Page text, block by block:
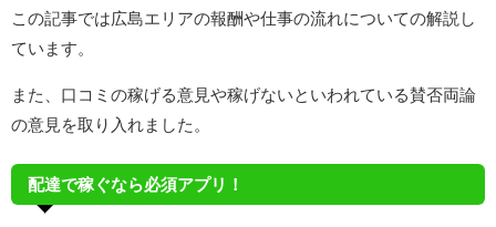
この記事では広島エリアの報酬や仕事の流れについての解説し
ています。
また、口コミの稼げる意見や稼げないといわれている賛否両論
の意見を取り入れました。
配達で稼ぐなら必須アプリ！